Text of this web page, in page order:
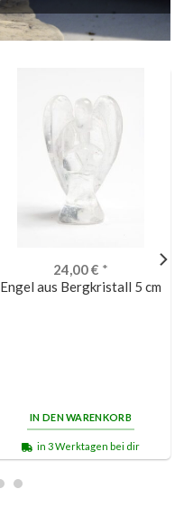
24,00€ *
Engel aus Bergkristall 5 cm
IN DEN WARENKORB
in 3 Werktagen bei dir